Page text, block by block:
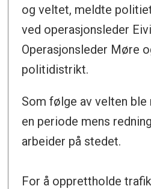
og veltet, meldte
ved operasjonsleder
Operasjonsleder Møre
politidistrikt.
Som følge av velten
en periode mens
arbeider på stedet.
For å opprettholde